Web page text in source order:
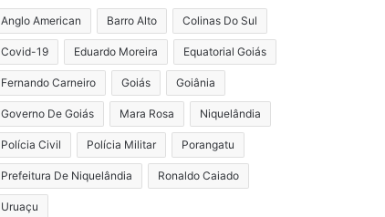
Anglo American Barro Alto Colinas Do Sul
Covid-19 Eduardo Moreira Equatorial Goiás
Fernando Carneiro Goiás Goiânia
Governo De Goiás Mara Rosa Niquelândia
Polícia Civil Polícia Militar Porangatu
Prefeitura De Niquelândia Ronaldo Caiado
Uruaçu